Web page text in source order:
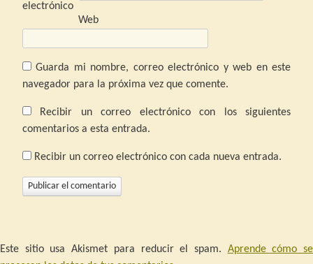
electrónico
Web
Guarda mi nombre, correo electrónico y web en este
navegador para la próxima vez que comente.
Recibir un correo electrónico con los siguientes
comentarios a esta entrada.
Recibir un correo electrónico con cada nueva entrada.
Este sitio usa Akismet para reducir el spam. Aprende cómo se